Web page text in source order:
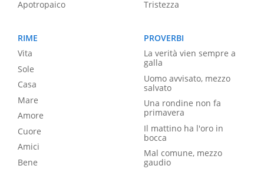
Apotropaico
Tristezza
RIME
Vita
Sole
Casa
Mare
Amore
Cuore
Amici
Bene
PROVERBI
La verità vien sempre a
galla
Uomo avvisato, mezzo
salvato
Una rondine non fa
primavera
Il mattino ha l'oro in
bocca
Mal comune, mezzo
gaudio